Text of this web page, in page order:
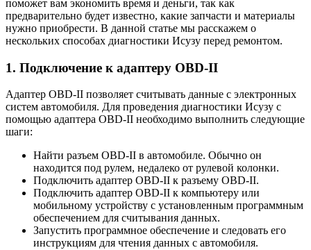
поможет вам экономить время и деньги, так как
предварительно будет известно, какие запчасти и материалы
нужно приобрести. В данной статье мы расскажем о
нескольких способах диагностики Исузу перед ремонтом.
1. Подключение к адаптеру OBD-II
Адаптер OBD-II позволяет считывать данные с электронных
систем автомобиля. Для проведения диагностики Исузу с
помощью адаптера OBD-II необходимо выполнить следующие
шаги:
Найти разъем OBD-II в автомобиле. Обычно он
находится под рулем, недалеко от рулевой колонки.
Подключить адаптер OBD-II к разъему OBD-II.
Подключить адаптер OBD-II к компьютеру или
мобильному устройству с установленным программным
обеспечением для считывания данных.
Запустить программное обеспечение и следовать его
инструкциям для чтения данных с автомобиля.